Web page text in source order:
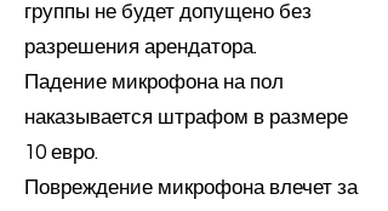
группы не будет допущено без
разрешения арендатора.
Падение микрофона на пол
наказывается штрафом в размере
10 евро.
Повреждение микрофона влечет за